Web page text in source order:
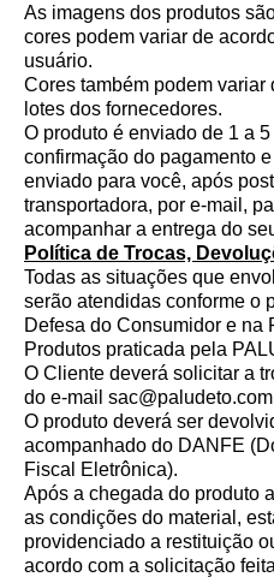
As imagens dos produtos
cores podem variar de
usuário.
Cores também podem variar
lotes dos fornecedores.
O produto é enviado de 1 a
confirmação do pagamento
enviado para você, após
transportadora, por e-mail,
acompanhar a entrega do
Política de Trocas,
Todas as situações que
serão atendidas conforme o
Defesa do Consumidor e na
Produtos praticada pela
O Cliente deverá solicitar a
do e-mail
O produto deverá ser
acompanhado do DANFE
Fiscal Eletrônica).
Após a chegada do produto
as condições do material,
providenciado a restituição
acordo com a solicitação